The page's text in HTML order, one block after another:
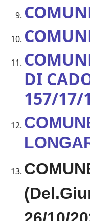
DI
157/17/